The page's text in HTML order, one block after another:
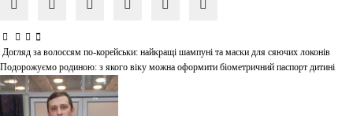
Навігація
записів
Догляд за волоссям по-корейськи: найкращі шампуні та маски для сяючих локонів
Подорожуємо родиною: з якого віку можна оформити біометричний паспорт дитині